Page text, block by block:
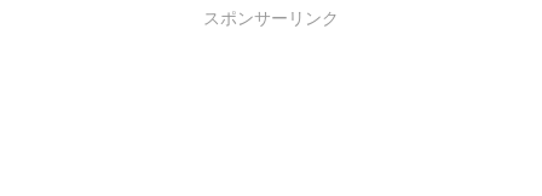
スポンサーリンク